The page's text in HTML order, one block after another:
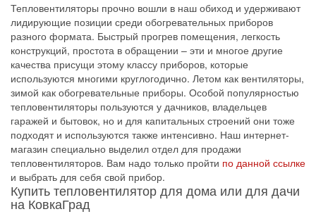
Тепловентиляторы прочно вошли в наш обиход и удерживают
лидирующие позиции среди обогревательных приборов
разного формата. Быстрый прогрев помещения, легкость
конструкций, простота в обращении – эти и многое другие
качества присущи этому классу приборов, которые
используются многими круглогодично. Летом как вентиляторы,
зимой как обогревательные приборы. Особой популярностью
тепловентиляторы пользуются у дачников, владельцев
гаражей и бытовок, но и для капитальных строений они тоже
подходят и используются также интенсивно. Наш интернет-
магазин специально выделил отдел для продажи
тепловентиляторов. Вам надо только пройти по данной ссылке
и выбрать для себя свой прибор.
Купить тепловентилятор для дома или для дачи
на КовкаГрад